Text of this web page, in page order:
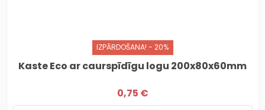
IZPĀRDOŠANA! - 20%
Kaste Eco ar caurspīdīgu logu 200x80x60mm
0,75 €